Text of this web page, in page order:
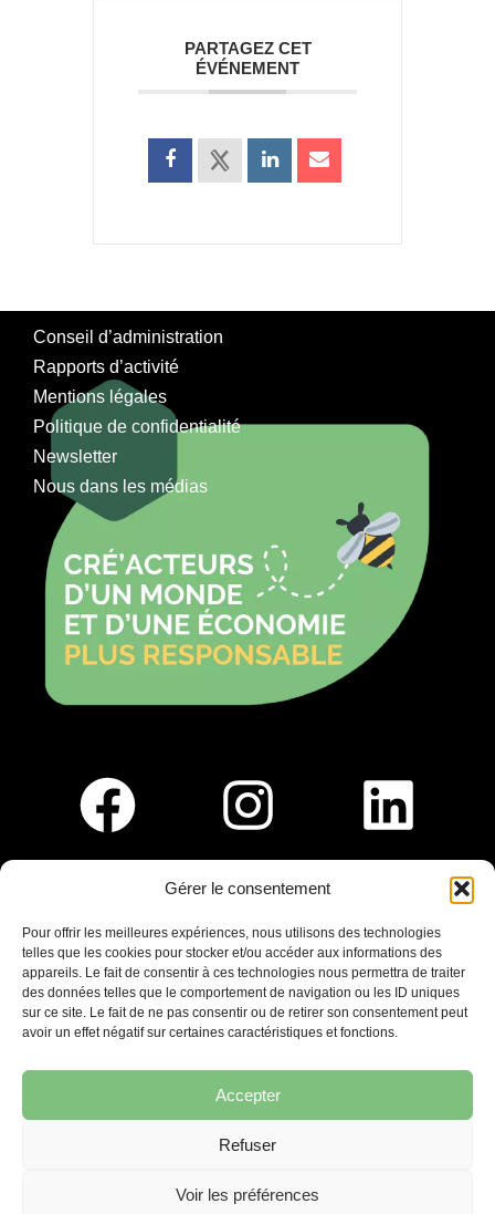
Gérer le consentement
Pour offrir les meilleures expériences, nous utilisons des technologies
telles que les cookies pour stocker et/ou accéder aux informations des
appareils. Le fait de consentir à ces technologies nous permettra de traiter
des données telles que le comportement de navigation ou les ID uniques
sur ce site. Le fait de ne pas consentir ou de retirer son consentement peut
avoir un effet négatif sur certaines caractéristiques et fonctions.
Accepter
Refuser
Voir les préférences
PARTAGEZ CET
ÉVÉNEMENT
Conseil d’administration
Rapports d’activité
Mentions légales
Politique de confidentialité
Newsletter
Nous dans les médias
Saint-Germain-En-Laye
Ligne R2-Nord
Tramway T13
20mins à pied du RER A